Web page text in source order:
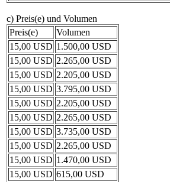
c) Preis(e) und Volumen
Preis(e)
Volumen
15,00 USD 1.500,00 USD
15,00 USD 2.265,00 USD
15,00 USD 2.205,00 USD
15,00 USD 3.795,00 USD
15,00 USD 2.205,00 USD
15,00 USD 2.265,00 USD
15,00 USD 3.735,00 USD
15,00 USD 2.265,00 USD
15,00 USD 1.470,00 USD
15,00 USD 615,00 USD